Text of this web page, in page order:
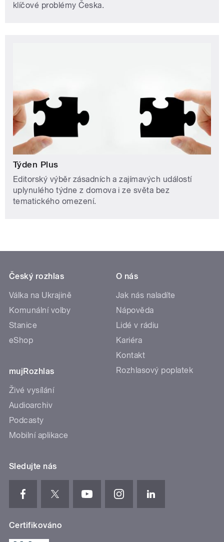
klíčové problémy Česka.
Týden Plus
Editorský výběr zásadních a zajímavých událostí
uplynulého týdne z domova i ze světa bez
tematického omezení.
Český rozhlas
Válka na Ukrajině
Komunální volby
Stanice
eShop
mujRozhlas
Živé vysílání
Audioarchiv
Podcasty
Mobilní aplikace
O nás
Jak nás naladíte
Nápověda
Lidé v rádiu
Kariéra
Kontakt
Rozhlasový poplatek
Sledujte nás
Certifikováno